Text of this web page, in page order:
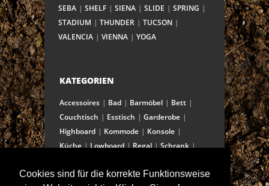
Cookies sind für die korrekte Funktionsweise
SEBA
SHELF SIENA SLIDE
SPRING
STADIUM
THUNDER
TUCSON
VALENCIA
VIENNA YOGA
KATEGORIEN
Accessoires Bad Barmöbel
Bett
Couchtisch
Esstisch
Garderobe
Highboard
Kommode
Konsole
Küche
Lowboard Regal
Schrank
Stuhl/Bank
Truhe
Vitrine